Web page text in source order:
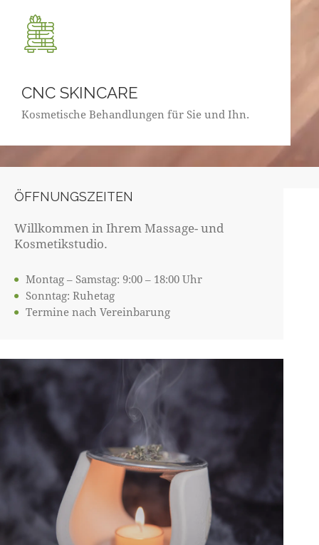
CNC SKINCARE
Kosmetische Behandlungen für Sie und Ihn.
ÖFFNUNGSZEITEN
Willkommen in Ihrem Massage- und
Kosmetikstudio.
Montag – Samstag: 9:00 – 18:00 Uhr
Sonntag: Ruhetag
Termine nach Vereinbarung